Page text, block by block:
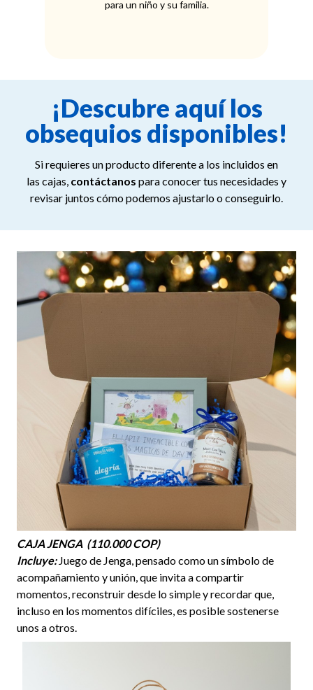
para un niño y su familia.
¡Descubre aquí los
obsequios disponibles!
Si requieres un producto diferente a los incluidos en
las cajas, contáctanos para conocer tus necesidades y
revisar juntos cómo podemos ajustarlo o conseguirlo.
CAJA JENGA (110.000 COP)
Incluye:Juego de Jenga, pensado como un símbolo de
acompañamiento y unión, que invita a compartir
momentos, reconstruir desde lo simple y recordar que,
incluso en los momentos difíciles, es posible sostenerse
unos a otros.